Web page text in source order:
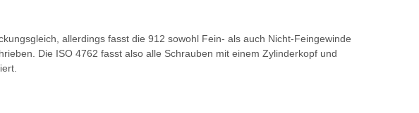
allerdings fasst die 912 sowohl Fein- als auch Nicht-Feingewinde
Die ISO 4762 fasst also alle Schrauben mit einem Zylinderkopf und